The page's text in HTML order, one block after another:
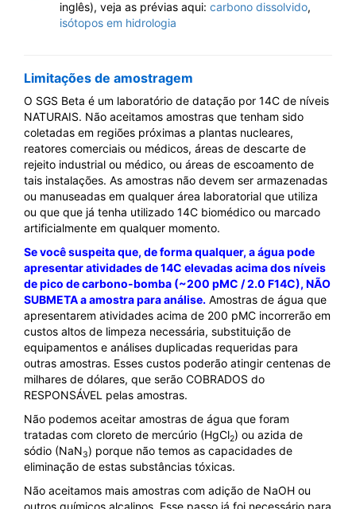
inglês), veja as prévias aqui: carbono dissolvido,
isótopos em hidrologia
Limitações de amostragem
O SGS Beta é um laboratório de datação por 14C de níveis
NATURAIS. Não aceitamos amostras que tenham sido
coletadas em regiões próximas a plantas nucleares,
reatores comerciais ou médicos, áreas de descarte de
rejeito industrial ou médico, ou áreas de escoamento de
tais instalações. As amostras não devem ser armazenadas
ou manuseadas em qualquer área laboratorial que utiliza
ou que que já tenha utilizado 14C biomédico ou marcado
artificialmente em qualquer momento.
Se você suspeita que, de forma qualquer, a água pode
apresentar atividades de 14C elevadas acima dos níveis
de pico de carbono-bomba (~200 pMC / 2.0 F14C), NÃO
SUBMETA a amostra para análise. Amostras de água que
apresentarem atividades acima de 200 pMC incorrerão em
custos altos de limpeza necessária, substituição de
equipamentos e análises duplicadas requeridas para
outras amostras. Esses custos poderão atingir centenas de
milhares de dólares, que serão COBRADOS do
RESPONSÁVEL pelas amostras.
Não podemos aceitar amostras de água que foram
tratadas com cloreto de mercúrio (HgCl2) ou azida de
sódio (NaN3) porque não temos as capacidades de
eliminação de estas substâncias tóxicas.
Não aceitamos mais amostras com adição de NaOH ou
outros químicos alcalinos. Esse passo já foi necessário para